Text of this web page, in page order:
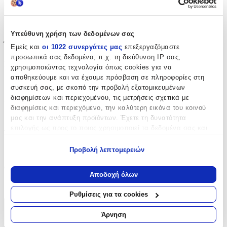
Υπεύθυνη χρήση των δεδομένων σας
Εμείς και οι 1022 συνεργάτες μας επεξεργαζόμαστε
προσωπικά σας δεδομένα, π.χ. τη διεύθυνση IP σας,
χρησιμοποιώντας τεχνολογία όπως cookies για να
αποθηκεύουμε και να έχουμε πρόσβαση σε πληροφορίες στη
συσκευή σας, με σκοπό την προβολή εξατομικευμένων
διαφημίσεων και περιεχομένου, τις μετρήσεις σχετικά με
διαφημίσεις και περιεχόμενο, την καλύτερη εικόνα του κοινού
μας και την ανάπτυξη προϊόντων. Έχετε τη δυνατότητα
Να συλλέξουμε πληροφορίες σχετικά με τη γεωγραφική
σας τοποθεσία, οι οποίες μπορεί να είναι ακριβείς σε
απόσταση μερικών μέτρων
Να αναγνωρίσουμε τη συσκευή σας σαρώνοντας ενεργά
για συγκεκριμένα χαρακτηριστικά (δακτυλικό αποτύπωμα)
Μάθετε περισσότερα σχετικά με τον τρόπο επεξεργασίας των
Προβολή λεπτομερειών
Αποδοχή όλων
Ρυθμίσεις για τα cookies
Άρνηση
Σετ:
Έξτρα Χαρακτηριστικά
Piercing:
Όχι
Νυφικά:
Όχι
Τύπος:
Clip:
Όχι
Χαρακτηριστικά